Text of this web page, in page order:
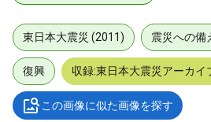
東日本大震災 (2011) 震災への備
復興 収録:東日本大震災アーカイ
この画像に似た画像を探す